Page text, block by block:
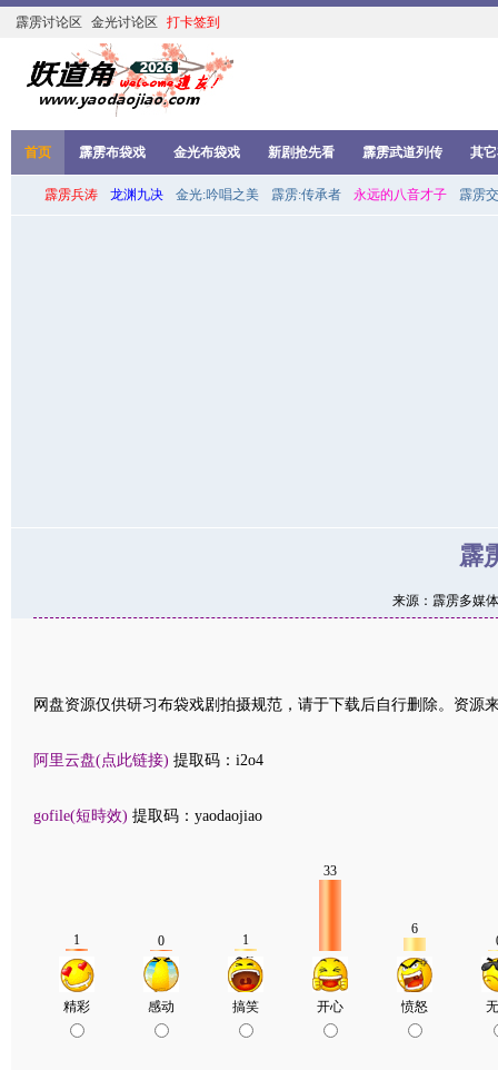
霹雳讨论区 金光讨论区 打卡签到
首页 霹雳布袋戏 金光布袋戏 新剧抢先看 霹雳武道列传 其
霹雳兵涛 龙渊九决 金光:吟唱之美 霹雳:传承者 永远的八音才子 霹雳
霹
来源： 霹雳多媒体
网盘资源仅供研习布袋戏剧拍摄规范，请于下载后自行删除。资源
阿里云盘(点此链接) 提取码：i2o4
gofile(短時效) 提取码：yaodaojiao